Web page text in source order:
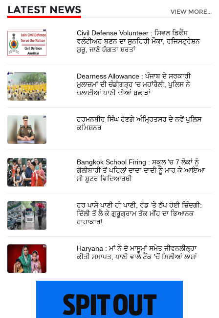
LATEST NEWS VIEW MORE...
Civil Defense Volunteer : ਸਿਵਲ ਡਿਫੈਂਸ
ਵਲੰਟੀਅਰ ਬਣਨ ਦਾ ਸੁਨਹਿਰੀ ਮੌਕਾ, ਰਜਿਸਟ੍ਰੇਸ਼ਨ
ਸ਼ੁਰੂ, ਜਾਣੋ ਯੋਗਤਾ ਸ਼ਰਤਾਂ
Dearness Allowance : ਪੰਜਾਬ ਦੇ ਸਰਕਾਰੀ
ਮੁਲਾਜ਼ਮਾਂ ਦੀ ਚੰਡੀਗੜ੍ਹ 'ਚ ਮਹਾਂਰੈਲੀ, ਪੁਲਿਸ ਨੇ
ਚਲਾਈਆਂ ਪਾਣੀ ਦੀਆਂ ਬੁਛਾੜਾਂ
ਹਰਮਨਬੀਰ ਸਿੰਘ ਹੋਣਗੇ ਅੰਮ੍ਰਿਤਸਰ ਦੇ ਨਵੇਂ ਪੁਲਿਸ
ਕਮਿਸ਼ਨਰ
Bangkok School Firing : ਸਕੂਲ 'ਚ 7 ਲੋਕਾਂ ਨੂੰ
ਗੋਲੀਬਾਰੀ ਤੋਂ ਪਹਿਲਾਂ ਦਾਦਾ-ਦਾਦੀ ਨੂੰ ਮਾਰ ਕੇ ਆਇਆ
ਸੀ ਸ਼ੂਟਰ ਵਿਦਿਆਰਥੀ
ਹਰ ਪਾਸੇ ਪਾਣੀ ਹੀ ਪਾਣੀ, ਰੋਡ 'ਤੇ ਠੱਪ ਹੋਈ ਜ਼ਿੰਦਗੀ:
ਦਿੱਲੀ ਤੋਂ ਲੈ ਕੇ ਗੁਰੂਗ੍ਰਾਮ ਤੱਕ ਮੀਂਹ ਦਾ ਭਿਆਨਕ
ਹਾਹਾਕਾਰ!
Haryana : ਮਾਂ ਨੇ ਦੋ ਮਾਸੂਮਾਂ ਸਮੇਤ ਜੀਵਨਲੀਲ੍ਹਾ
ਕੀਤੀ ਸਮਾਪਤ, ਪਾਣੀ ਵਾਲੇ ਟੈਂਕ 'ਚੋਂ ਮਿਲੀਆਂ ਲਾਸ਼ਾਂ